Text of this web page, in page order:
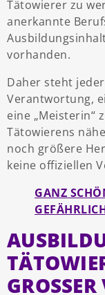
Tätowierer zu
anerkannte
vorhanden.
Daher steht
Verantwortung,
eine „Meisterin“
Tätowierens
noch größere
keine offiziellen
GANZ
GROSSER